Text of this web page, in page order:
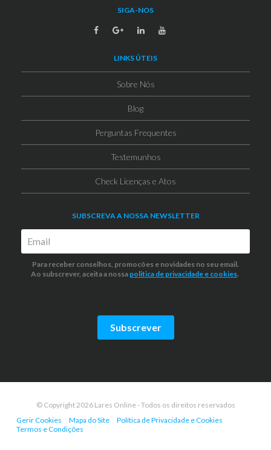
SIGA-NOS
LINKS ÚTEIS
Sobre Nós
Blog
Perguntas Frequentes
Testemunhos
Check Licenças e Atos
SUBSCREVA A NOSSA NEWSLETTER
Para receber conselhos, promocões e novidades no seu email.
Ao subscrever, aceita a nossa politica de privacidade e cookies.
Subscrever
© Copyright 2026 Lares Online - Todos os direitos reservados
Gerir Cookies
Mapa do Site
Política de Privacidade e Cookies
Termos e Condições